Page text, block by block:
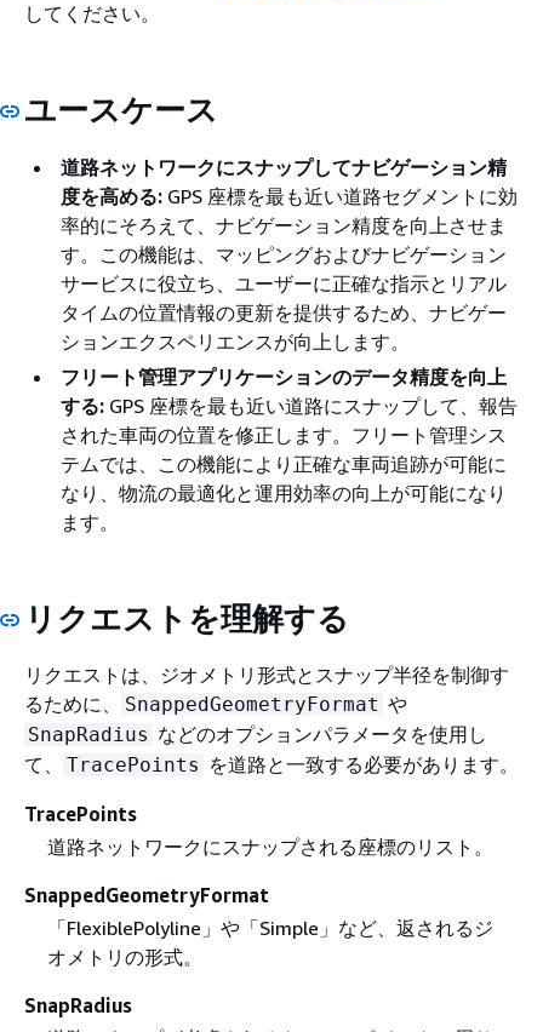
してください。
ユースケース
道路ネットワークにスナップしてナビゲーション精
度を高める: GPS 座標を最も近い道路セグメントに効
率的にそろえて、ナビゲーション精度を向上させま
す。この機能は、マッピングおよびナビゲーション
サービスに役立ち、ユーザーに正確な指示とリアル
タイムの位置情報の更新を提供するため、ナビゲー
ションエクスペリエンスが向上します。
フリート管理アプリケーションのデータ精度を向上
する: GPS 座標を最も近い道路にスナップして、報告
された車両の位置を修正します。フリート管理シス
テムでは、この機能により正確な車両追跡が可能に
なり、物流の最適化と運用効率の向上が可能になり
ます。
リクエストを理解する
リクエストは、ジオメトリ形式とスナップ半径を制御す
るために、
SnappedGeometryFormat や
SnapRadius などのオプションパラメータを使用し
て、
TracePoints を道路と一致する必要があります。
TracePoints
道路ネットワークにスナップされる座標のリスト。
SnappedGeometryFormat
「FlexiblePolyline」や「Simple」など、返されるジ
オメトリの形式。
SnapRadius